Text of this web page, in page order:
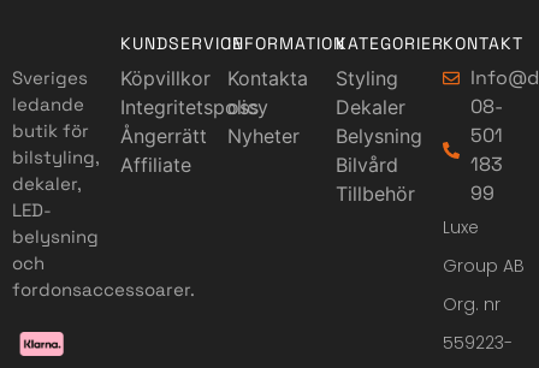
Sveriges
ledande
butik för
bilstyling,
dekaler,
LED-
belysning
och
fordonsaccessoarer.
KUNDSERVICE
Köpvillkor
Integritetspolicy
Ångerrätt
Affiliate
INFORMATION
Kontakta
oss
Nyheter
KATEGORIER
Styling
Dekaler
Belysning
Bilvård
Tillbehör
KONTAKT
08-
501
183
99
Luxe
Group AB
Org. nr
559223-